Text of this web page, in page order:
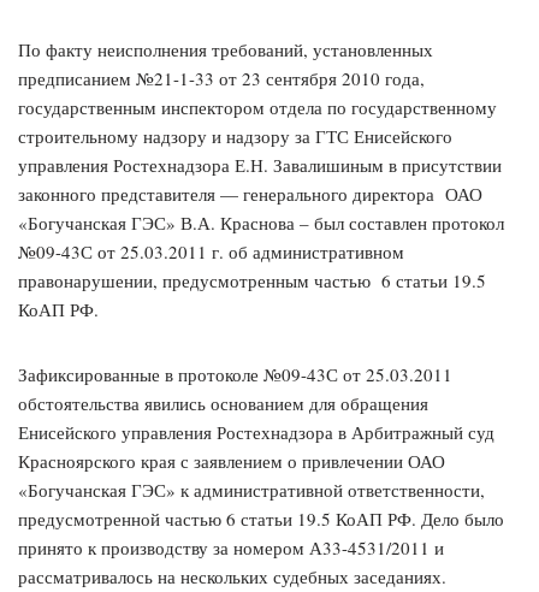
По факту неисполнения требований, установленных
предписанием №21-1-33 от 23 сентября 2010 года,
государственным инспектором отдела по государственному
строительному надзору и надзору за ГТС Енисейского
управления Ростехнадзора Е.Н. Завалишиным в присутствии
законного представителя — генерального директора ОАО
«Богучанская ГЭС» В.А. Краснова – был составлен протокол
№09-43С от 25.03.2011 г. об административном
правонарушении, предусмотренным частью 6 статьи 19.5
КоАП РФ.
Зафиксированные в протоколе №09-43С от 25.03.2011
обстоятельства явились основанием для обращения
Енисейского управления Ростехнадзора в Арбитражный суд
Красноярского края с заявлением о привлечении ОАО
«Богучанская ГЭС» к административной ответственности,
предусмотренной частью 6 статьи 19.5 КоАП РФ. Дело было
принято к производству за номером А33-4531/2011 и
рассматривалось на нескольких судебных заседаниях.